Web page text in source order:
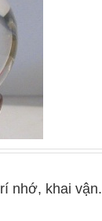
nhớ, khai vận.